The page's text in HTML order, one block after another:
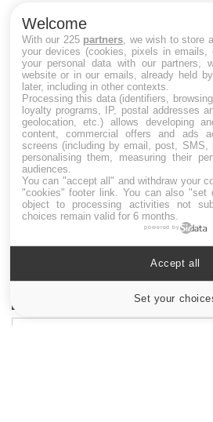
LES MALADIES
Hypotension
pression artérielle
Drépanocytose :
globules rouges aux
Maladie de Charcot
amyotrophique)
Welcome
With our 225 partners , we wish to store
your devices (cookies, pixels in emails,
your personal data with our partners,
website or in our emails, already held
later, including in other contexts.
Processing this data (identifiers,
loyalty programs, IP, postal addresses
geolocation, etc.) allows developing
content, commercial offers and ads
screens (including by email, post, SMS,
personalising them, measuring their
audiences.
You can "accept all" and withdraw your
"cookies" footer link . You can also "set
object to processing activities not
choices remain valid for 6 months.
powered by
Set your
Accept all